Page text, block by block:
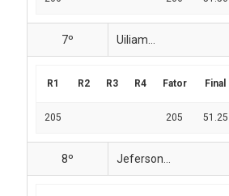
7º Uiliam...
R1 R2 R3 R4 Fator Final
205 205 51.25
8º Jeferson...